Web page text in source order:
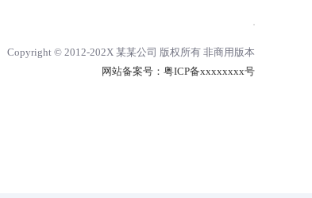
Copyright © 2012-202X 某某公司 版权所有 非商用版本
网站备案号： 粤ICP备xxxxxxxx号